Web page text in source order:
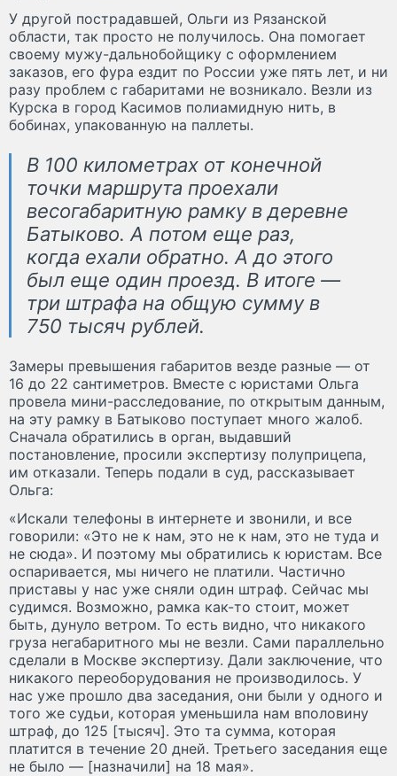
У другой пострадавшей, Ольги из Рязанской
области, так просто не получилось. Она помогает
своему мужу-дальнобойщику с оформлением
заказов, его фура ездит по России уже пять лет, и ни
разу проблем с габаритами не возникало. Везли из
Курска в город Касимов полиамидную нить, в
бобинах, упакованную на паллеты.
В 100 километрах от конечной
точки маршрута проехали
весогабаритную рамку в деревне
Батыково. А потом еще раз,
когда ехали обратно. А до этого
был еще один проезд. В итоге —
три штрафа на общую сумму в
750 тысяч рублей.
Замеры превышения габаритов везде разные — от
16 до 22 сантиметров. Вместе с юристами Ольга
провела мини-расследование, по открытым данным,
на эту рамку в Батыково поступает много жалоб.
Сначала обратились в орган, выдавший
постановление, просили экспертизу полуприцепа,
им отказали. Теперь подали в суд, рассказывает
Ольга:
«Искали телефоны в интернете и звонили, и все
говорили: «Это не к нам, это не к нам, это не туда и
не сюда». И поэтому мы обратились к юристам. Все
оспаривается, мы ничего не платили. Частично
приставы у нас уже сняли один штраф. Сейчас мы
судимся. Возможно, рамка как-то стоит, может
быть, дунуло ветром. То есть видно, что никакого
груза негабаритного мы не везли. Сами параллельно
сделали в Москве экспертизу. Дали заключение, что
никакого переоборудования не производилось. У
нас уже прошло два заседания, они были у одного и
того же судьи, которая уменьшила нам вполовину
штраф, до 125 [тысяч]. Это та сумма, которая
платится в течение 20 дней. Третьего заседания еще
не было — [назначили] на 18 мая».